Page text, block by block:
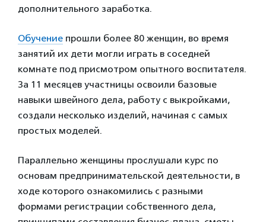
дополнительного заработка.
Обучение прошли более 80 женщин, во время
занятий их дети могли играть в соседней
комнате под присмотром опытного воспитателя.
За 11 месяцев участницы освоили базовые
навыки швейного дела, работу с выкройками,
создали несколько изделий, начиная с самых
простых моделей.
Параллельно женщины прослушали курс по
основам предпринимательской деятельности, в
ходе которого ознакомились с разными
формами регистрации собственного дела,